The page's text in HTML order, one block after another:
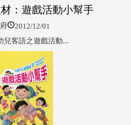
：遊戲活動小幫手
2012/12/01
兒客語之遊戲活動...